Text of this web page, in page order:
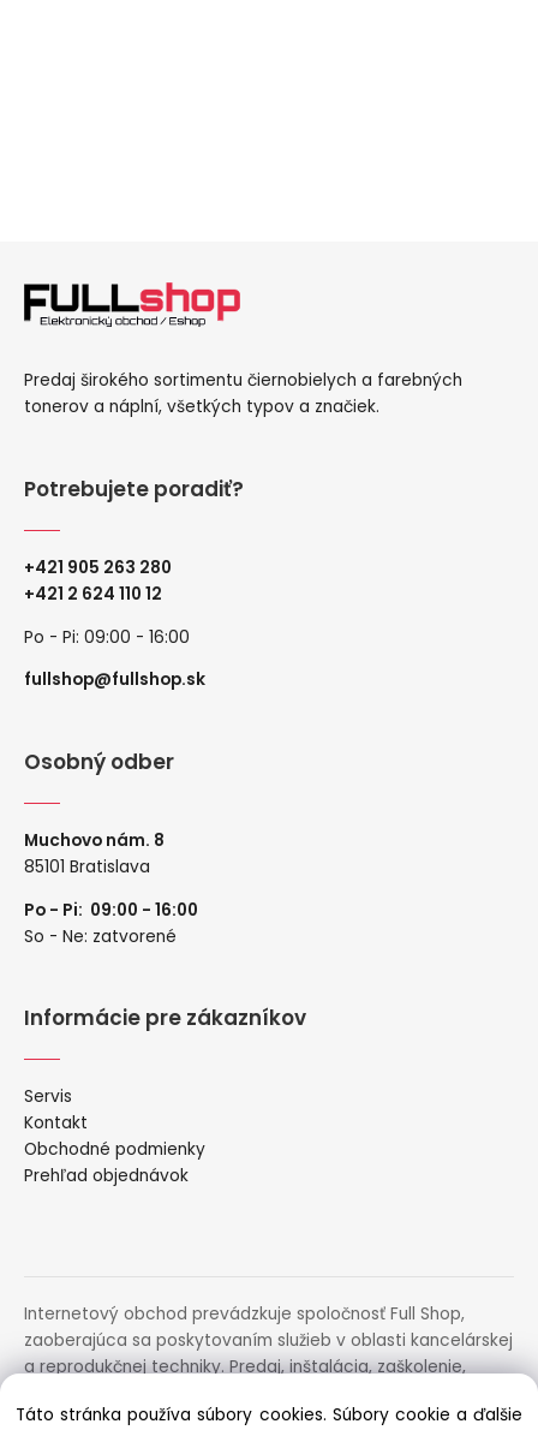
Predaj širokého sortimentu čiernobielych a farebných
tonerov a náplní, všetkých typov a značiek.
Potrebujete poradiť?
+421 905 263 280
+421 2 624 110 12
Po - Pi: 09:00 - 16:00
fullshop@fullshop.sk
Osobný odber
Muchovo nám. 8
85101 Bratislava
Po - Pi: 09:00 - 16:00
So - Ne: zatvorené
Informácie pre zákazníkov
Servis
Kontakt
Obchodné podmienky
Prehľad objednávok
Internetový obchod prevádzkuje spoločnosť Full Shop,
zaoberajúca sa poskytovaním služieb v oblasti kancelárskej
a reprodukčnej techniky. Predaj, inštalácia, zaškolenie,
zariadení.
Táto stránka používa súbory cookies. Súbory cookie a ďalšie